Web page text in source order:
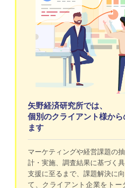
矢野経済研究所では、
個別のクライアント様か
ます
マーケティングや経営課題の
計・実施、調査結果に基づく
支援に至るまで、課題解決に
て、クライアント企業をトー